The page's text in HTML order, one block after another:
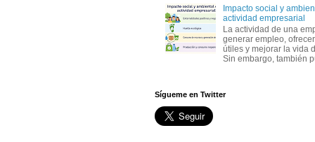
Impacto social y
actividad empresarial
La actividad de una
generar empleo,
útiles y mejorar la vida
Sin embargo, también
Sígueme en Twitter